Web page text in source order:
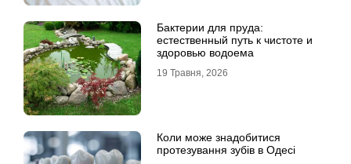
Бактерии для пруда:
естественный путь к чистоте и
здоровью водоема
19 Травня, 2026
Коли може знадобитися
протезування зубів в Одесі